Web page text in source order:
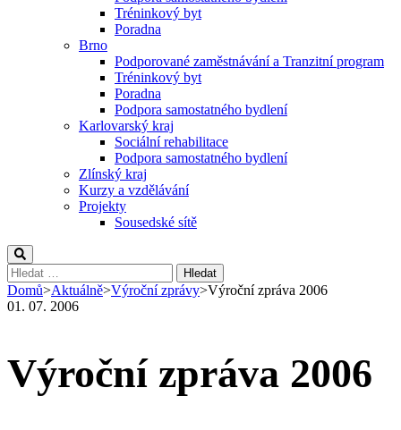
Tréninkový byt
Poradna
Brno
Podporované zaměstnávání a Tranzitní program
Tréninkový byt
Poradna
Podpora samostatného bydlení
Karlovarský kraj
Sociální rehabilitace
Podpora samostatného bydlení
Zlínský kraj
Kurzy a vzdělávání
Projekty
Sousedské sítě
Vyhledávání
Domů>Aktuálně>Výroční zprávy>Výroční zpráva 2006
01. 07. 2006
Výroční zpráva 2006